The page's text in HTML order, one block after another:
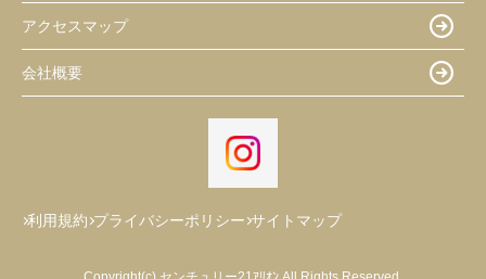
アクセスマップ
会社概要
利用規約 プライバシーポリシー サイトマップ